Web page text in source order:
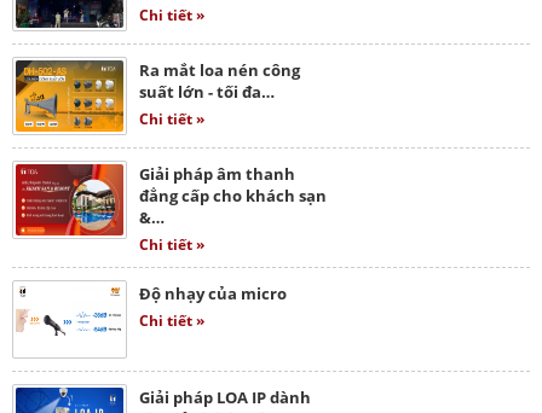
Chi tiết »
Ra mắt loa nén công
suất lớn - tối đa…
Chi tiết »
Giải pháp âm thanh
đẳng cấp cho khách sạn
&…
Chi tiết »
Độ nhạy của micro
Chi tiết »
Giải pháp LOA IP dành